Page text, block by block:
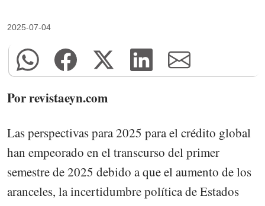
2025-07-04
Por revistaeyn.com
Las perspectivas para 2025 para el crédito global
han empeorado en el transcurso del primer
semestre de 2025 debido a que el aumento de los
aranceles, la incertidumbre política de Estados